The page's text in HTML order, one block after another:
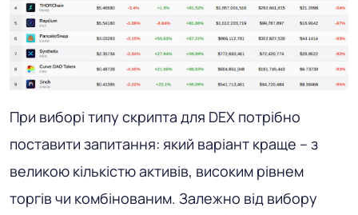
При виборі типу скрипта для DEX потрібно
поставити запитання: який варіант краще – з
великою кількістю активів, високим рівнем
торгів чи комбінованим. Залежно від вибору